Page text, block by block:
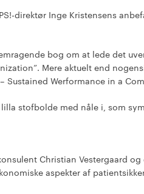
direktør Inge Kristensens
bog om at lede det
Mere aktuelt end
Sustained Werformance in a
stofbolde med nåle i, som
Christian Vestergaard
aspekter af